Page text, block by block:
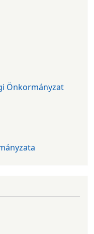
Önkormányzat